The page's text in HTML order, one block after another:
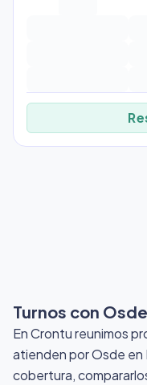
Turnos con Osde
En Crontu reunimos
atienden por Osde en
cobertura,